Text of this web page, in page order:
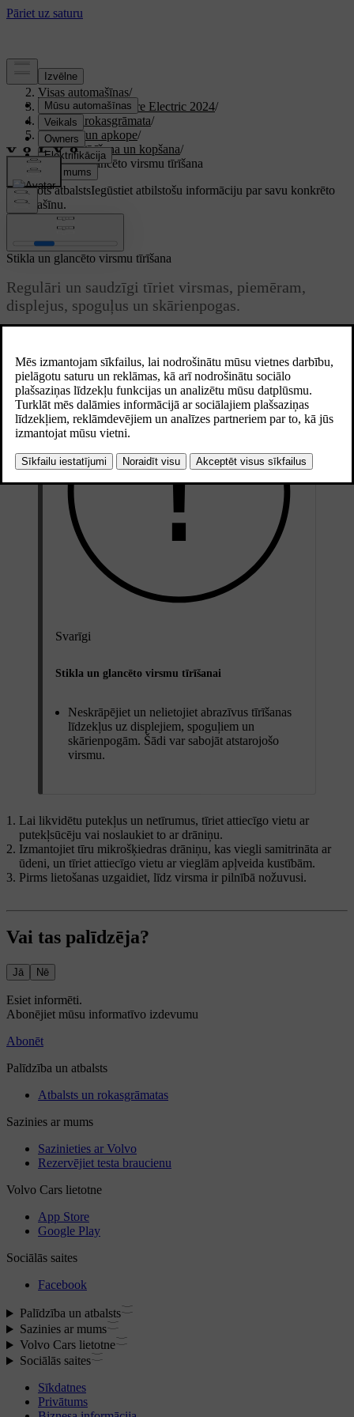
Atbalsts
Visas automašīnas/
XC40 Recharge Pure Electric 2024/
Lietotāja rokasgrāmata/
Kopšana un apkope/
Salona tīrīšana un kopšana/
Stikla un glancēto virsmu tīrīšana
Pielāgots atbalstsIegūstiet atbilstošu informāciju par savu konkrēto
automašīnu.
Pierakstīties
Stikla un glancēto virsmu tīrīšana
Regulāri un saudzīgi tīriet virsmas, piemēram,
displejus, spoguļus un skārienpogas.
Svarīgi
Stikla un glancēto virsmu tīrīšanai
Neskrāpējiet un nelietojiet abrazīvus tīrīšanas
līdzekļus uz displejiem, spoguļiem un
skārienpogām. Šādi var sabojāt atstarojošo
virsmu.
Lai likvidētu putekļus un netīrumus, tīriet attiecīgo vietu ar
putekļsūcēju vai noslaukiet to ar drāniņu.
Izmantojiet tīru mikrošķiedras drāniņu, kas viegli samitrināta ar
ūdeni, un tīriet attiecīgo vietu ar vieglām apļveida kustībām.
Pirms lietošanas uzgaidiet, līdz virsma ir pilnībā nožuvusi.
Vai tas palīdzēja?
Jā Nē